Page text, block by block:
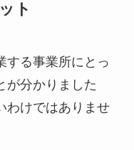
ト
する事業所にとっ
が分かりました
わけではありませ